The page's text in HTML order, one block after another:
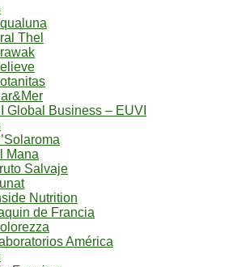
Thel
Global Business – EUVI
Mana
Salvaje
Nutrition
de Francia
América